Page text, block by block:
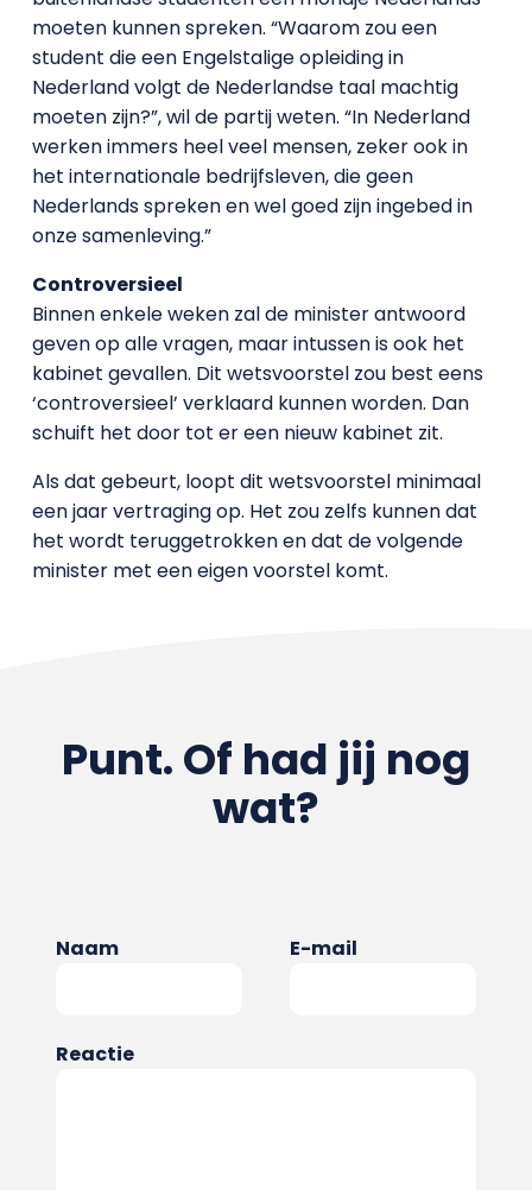
moeten kunnen spreken. “Waarom zou een
student die een Engelstalige opleiding in
Nederland volgt de Nederlandse taal machtig
moeten zijn?”, wil de partij weten. “In Nederland
werken immers heel veel mensen, zeker ook in
het internationale bedrijfsleven, die geen
Nederlands spreken en wel goed zijn ingebed in
onze samenleving.”
Controversieel
Binnen enkele weken zal de minister antwoord
geven op alle vragen, maar intussen is ook het
kabinet gevallen. Dit wetsvoorstel zou best eens
‘controversieel’ verklaard kunnen worden. Dan
schuift het door tot er een nieuw kabinet zit.
Als dat gebeurt, loopt dit wetsvoorstel minimaal
een jaar vertraging op. Het zou zelfs kunnen dat
het wordt teruggetrokken en dat de volgende
minister met een eigen voorstel komt.
Punt. Of had jij nog
wat?
Naam E-mail
Reactie